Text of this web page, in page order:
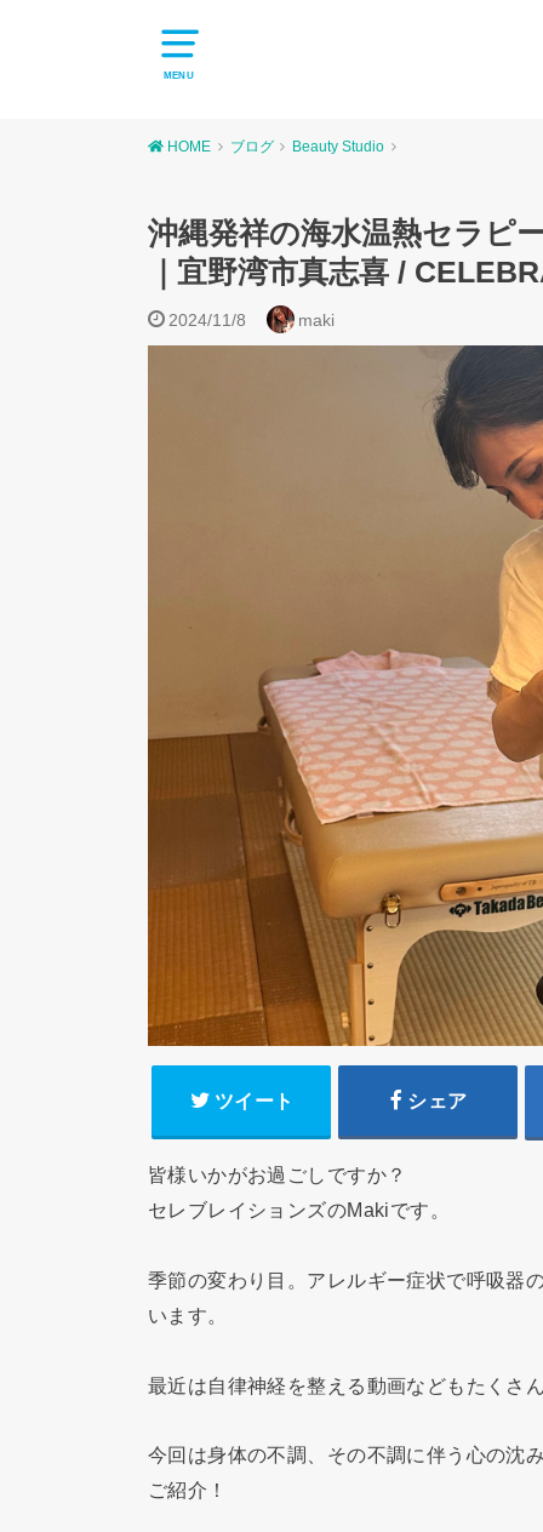
MENU
HOME ブログ Beauty Studio
沖縄発祥の海水温熱セラピ
｜宜野湾市真志喜 /
2024/11/8 maki
ツイート シェア
皆様いかがお過ごしですか？
セレブレイションズのMakiです。
季節の変わり目。アレルギー症状で呼吸器
います。
最近は自律神経を整える動画などもたくさ
今回は身体の不調、その不調に伴う心の沈
ご紹介！